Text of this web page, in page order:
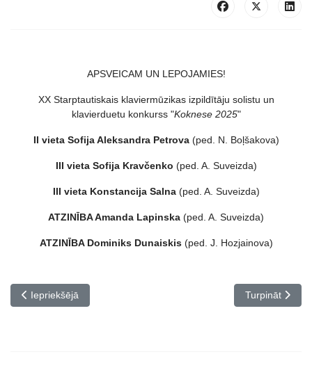
APSVEICAM UN LEPOJAMIES!
XX Starptautiskais klaviermūzikas izpildītāju solistu un
klavierduetu konkurss "Koknese 2025"
II vieta Sofija Aleksandra Petrova(ped. N. Boļšakova)
III vieta Sofija Kravčenko (ped. A. Suveizda)
III vieta Konstancija Salna(ped. A. Suveizda)
ATZINĪBA Amanda Lapinska (ped. A. Suveizda)
ATZINĪBA Dominiks Dunaiskis(ped. J. Hozjainova)
Iepriekšējais raksts: Apsveicam!
Iepriekšējā Nākamais
Turpināt